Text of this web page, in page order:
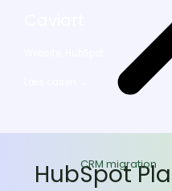
CRM migration
HubSpot